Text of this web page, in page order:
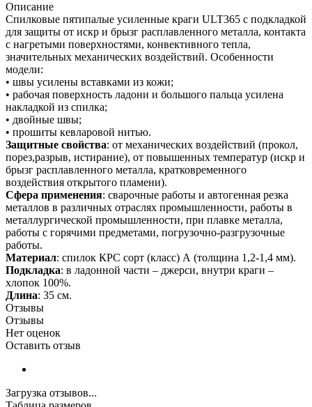
Описание
Спилковые пятипалые усиленные краги ULT365 с подкладкой
для защиты от искр и брызг расплавленного металла, контакта
с нагретыми поверхностями, конвективного тепла,
значительных механических воздействий. Особенности
модели:
• швы усилены вставками из кожи;
• рабочая поверхность ладони и большого пальца усилена
накладкой из спилка;
• двойные швы;
• прошиты кевларовой нитью.
Защитные свойства: от механических воздействий (прокол,
порез,разрыв, истирание), от повышенных температур (искр и
брызг расплавленного металла, кратковременного
воздействия открытого пламени).
Сфера применения: сварочные работы и автогенная резка
металлов в различных отраслях промышленности, работы в
металлургической промышленности, при плавке металла,
работы с горячими предметами, погрузочно-разгрузочные
работы.
Материал: спилок КРС сорт (класс) А (толщина 1,2-1,4 мм).
Подкладка: в ладонной части – джерси, внутри краги –
хлопок 100%.
Длина: 35 см.
Отзывы
Отзывы
Нет оценок
Оставить отзыв
Загрузка отзывов...